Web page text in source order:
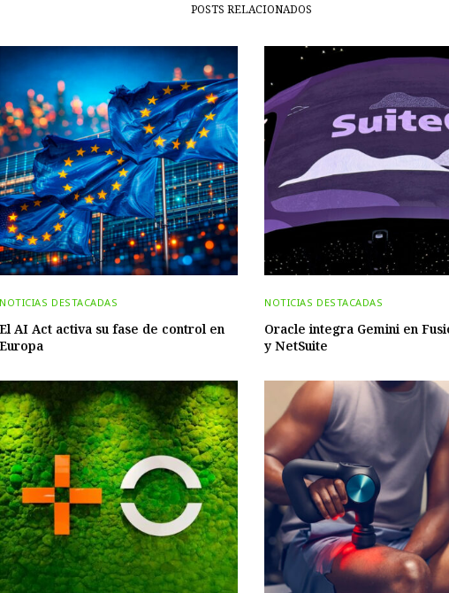
POSTS RELACIONADOS
NOTICIAS DESTACADAS
El AI Act activa su fase de control en
Europa
NOTICIAS DESTACADAS
Oracle integra Gemini en
y NetSuite